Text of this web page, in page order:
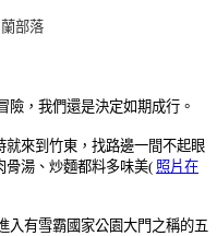
部落
險，我們還是決定如期成行。
來到竹東，找路邊一間不起眼
骨湯、炒麵都料多味美( 照片在
入有雪霸國家公園大門之稱的五